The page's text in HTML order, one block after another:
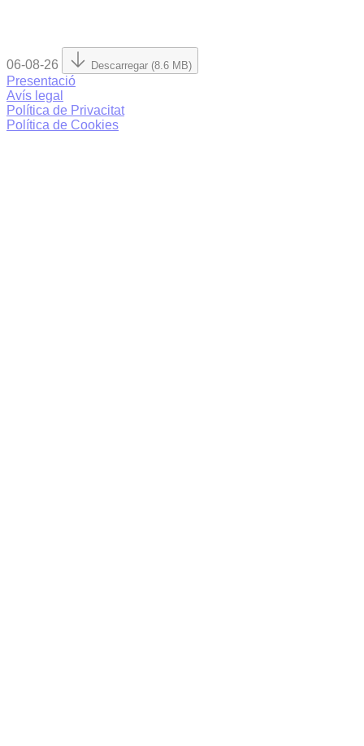
06-08-26 Descarregar (8.6 MB)
Presentació
Avís legal
Política de Privacitat
Política de Cookies